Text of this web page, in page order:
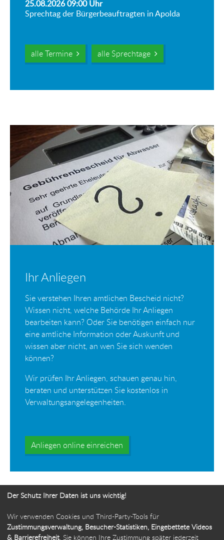
25.08.2026 09:00Uhr
Sprechtag der Bürgerbeauftragten in Apolda
alle Termine alle Sprechtage
Ihr Anliegen
Sie verstehen Ihren amtlichen Bescheid nicht?
Wissen nicht, welche Behörde Ihr Anliegen
bearbeiten kann? Oder Sie benötigen einfach nur
eine amtliche Information oder Auskunft und
wissen aber nicht, an wen Sie sich wenden
können?
Wir prüfen Ihr Anliegen, schauen genau hin,
beraten und unterstützen Sie kostenlos in
Verwaltungsangelegenheiten.
Anliegen online einreichen
Ihr Weg zur Bürgerbeauftragten
Der Schutz Ihrer Daten ist uns wichtig!
Wir verwenden Cookies und Third-Party-Tools für
Zustimmungsverwaltung, Besucher-Statistiken, Eingebettete Videos
& Barrierefreiheit. Sie können Ihre Zustimmung später jederzeit